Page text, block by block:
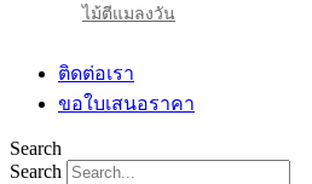
ไม้ตีแมลงวัน
ติดต่อเรา
ขอใบเสนอราคา
Search
Search